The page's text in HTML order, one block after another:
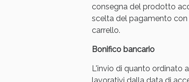
consegna del prodotto
scelta del pagamento
carrello.
Bonifico bancario
L'invio di quanto ordinato
lavorativi dalla data di